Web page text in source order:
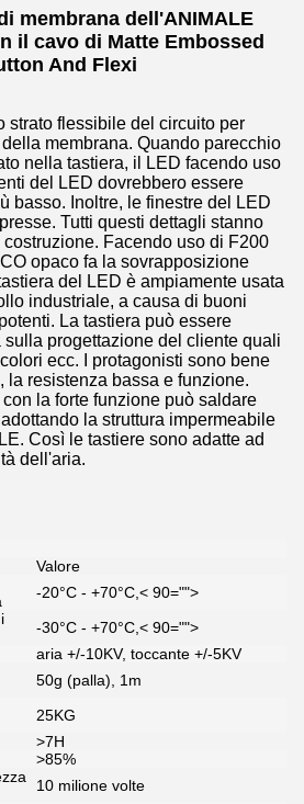
membrana dell'ANIMALE
il cavo di Matte Embossed
And Flexi
strato flessibile del circuito per
membrana. Quando parecchio
nella tastiera, il LED facendo uso
del LED dovrebbero essere
basso. Inoltre, le finestre del LED
Tutti questi dettagli stanno
Facendo uso di F200
opaco fa la sovrapposizione
del LED è ampiamente usata
industriale, a causa di buoni
La tastiera può essere
progettazione del cliente quali
ecc. I protagonisti sono bene
la resistenza bassa e funzione.
la forte funzione può saldare
la struttura impermeabile
Così le tastiere sono adatte ad
dell'aria.
Valore
-20°C - +70°C,< 90="">
-30°C - +70°C,< 90="">
aria +/-10KV, toccante +/-5KV
50g (palla), 1m
25KG
>7H
>85%
10 milione volte